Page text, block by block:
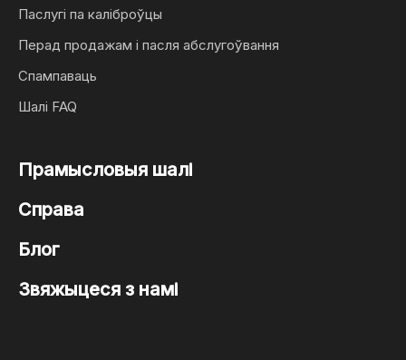
Паслугі па каліброўцы
Перад продажам і пасля абслугоўвання
Спампаваць
Шалі FAQ
Прамысловыя шалі
Справа
Блог
Звяжыцеся з намі